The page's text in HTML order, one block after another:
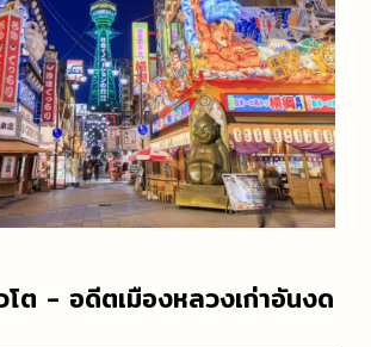
โต - อดีตเมืองหลวงเก่าอันงด